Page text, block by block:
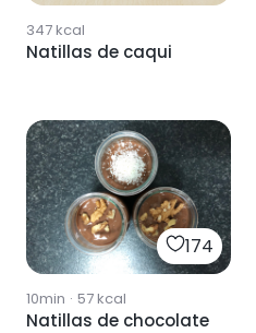
347kcal
Natillas de caqui
174
10min · 57kcal
Natillas de chocolate